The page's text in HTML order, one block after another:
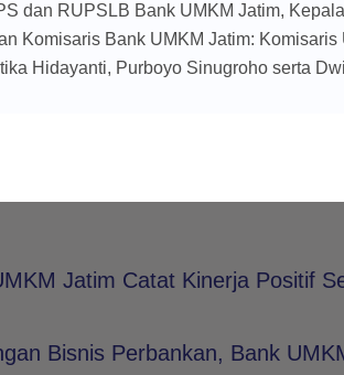
dan RUPSLB Bank UMKM Jatim,
Komisaris Bank UMKM Jatim:
Hidayanti, Purboyo Sinugroho serta
Jatim Catat Kinerja Positif
Bisnis Perbankan, Bank